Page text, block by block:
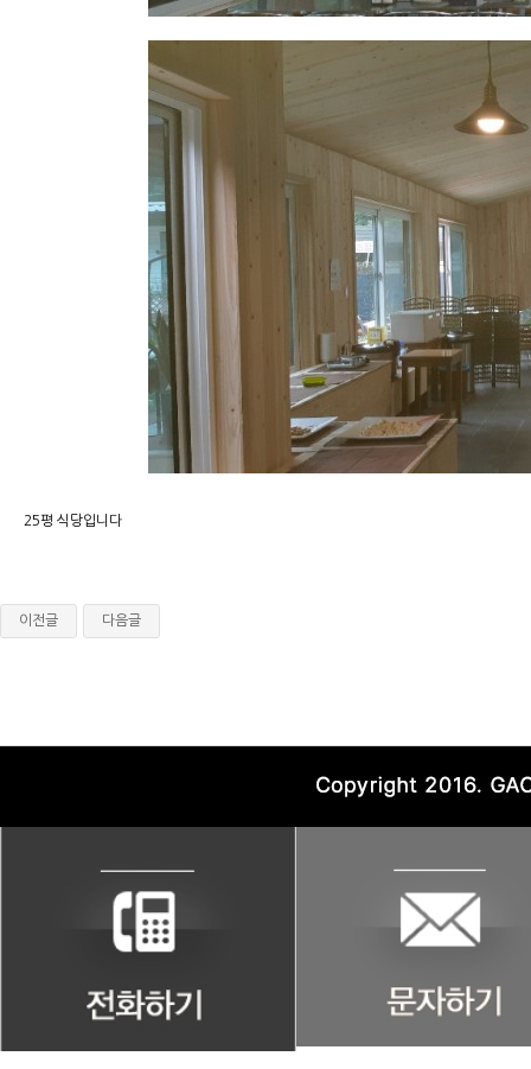
25평 식당입니다
이전글 다음글